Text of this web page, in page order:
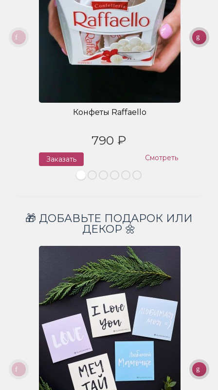
Конфеты Raffaello
790 ₽
Заказать Смотреть
🎁 ДОБАВЬТЕ ПОДАРОК ИЛИ
ДЕКОР 🌼